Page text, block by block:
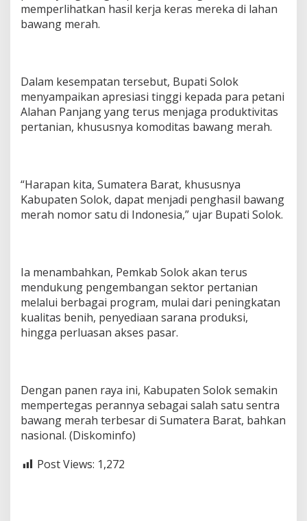
memperlihatkan hasil kerja keras mereka di lahan
bawang merah.
Dalam kesempatan tersebut, Bupati Solok
menyampaikan apresiasi tinggi kepada para petani
Alahan Panjang yang terus menjaga produktivitas
pertanian, khususnya komoditas bawang merah.
“Harapan kita, Sumatera Barat, khususnya
Kabupaten Solok, dapat menjadi penghasil bawang
merah nomor satu di Indonesia,” ujar Bupati Solok.
Ia menambahkan, Pemkab Solok akan terus
mendukung pengembangan sektor pertanian
melalui berbagai program, mulai dari peningkatan
kualitas benih, penyediaan sarana produksi,
hingga perluasan akses pasar.
Dengan panen raya ini, Kabupaten Solok semakin
mempertegas perannya sebagai salah satu sentra
bawang merah terbesar di Sumatera Barat, bahkan
nasional. (Diskominfo)
Post Views: 1,272